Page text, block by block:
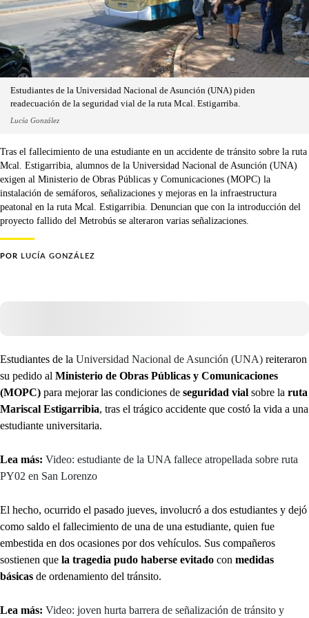
Estudiantes de la Universidad Nacional de Asunción (UNA) piden
readecuación de la seguridad vial de la ruta Mcal. Estigarriba.
Lucía González
Tras el fallecimiento de una estudiante en un accidente de tránsito sobre la ruta
Mcal. Estigarribia, alumnos de la Universidad Nacional de Asunción (UNA)
exigen al Ministerio de Obras Públicas y Comunicaciones (MOPC) la
instalación de semáforos, señalizaciones y mejoras en la infraestructura
peatonal en la ruta Mcal. Estigarribia. Denuncian que con la introducción del
proyecto fallido del Metrobús se alteraron varias señalizaciones.
POR LUCÍA GONZÁLEZ
Estudiantes de la Universidad Nacional de Asunción (UNA) reiteraron
su pedido al Ministerio de Obras Públicas y Comunicaciones
(MOPC) para mejorar las condiciones de seguridad vial sobre la ruta
Mariscal Estigarribia, tras el trágico accidente que costó la vida a una
estudiante universitaria.
Lea más: Video: estudiante de la UNA fallece atropellada sobre ruta
PY02 en San Lorenzo
El hecho, ocurrido el pasado jueves, involucró a dos estudiantes y dejó
como saldo el fallecimiento de una de una estudiante, quien fue
embestida en dos ocasiones por dos vehículos. Sus compañeros
sostienen que la tragedia pudo haberse evitado con medidas
básicas de ordenamiento del tránsito.
Lea más: Video: joven hurta barrera de señalización de tránsito y